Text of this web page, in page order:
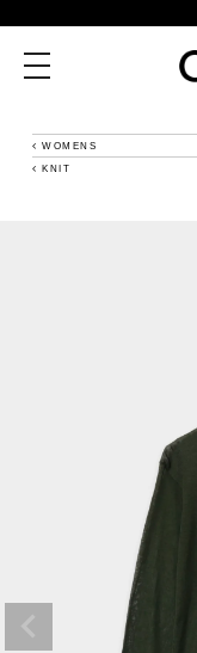
新規
夏季休
toggle
navigation
WOMENS
KNIT